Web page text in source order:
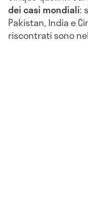
dei casi mondiali:
Pakistan, India e
riscontrati sono